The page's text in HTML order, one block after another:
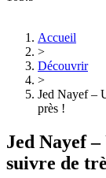
Accueil
>
Découvrir
>
Jed Nayef –
près !
Jed Nayef
suivre de